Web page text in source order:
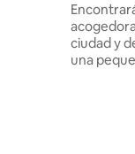
ciudad y
una